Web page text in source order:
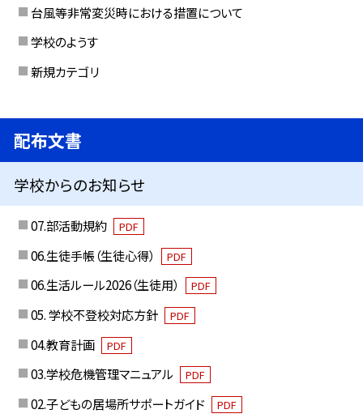
台風等非常変災時における措置について
学校のようす
新規カテゴリ
配布文書
学校からのお知らせ
07.部活動規約 PDF
06.生徒手帳（生徒心得） PDF
06.生活ルール2026（生徒用） PDF
05. 学校不登校対応方針 PDF
04.教育計画 PDF
03.学校危機管理マニュアル PDF
02.子どもの居場所サポートガイド PDF